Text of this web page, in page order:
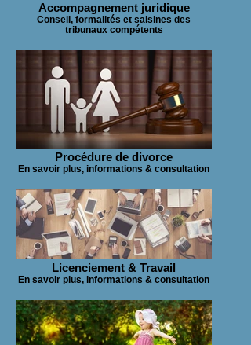
Accompagnement juridique
Conseil, formalités et saisines des
tribunaux compétents
Procédure de divorce
En savoir plus, informations & consultation
Licenciement & Travail
En savoir plus, informations & consultation